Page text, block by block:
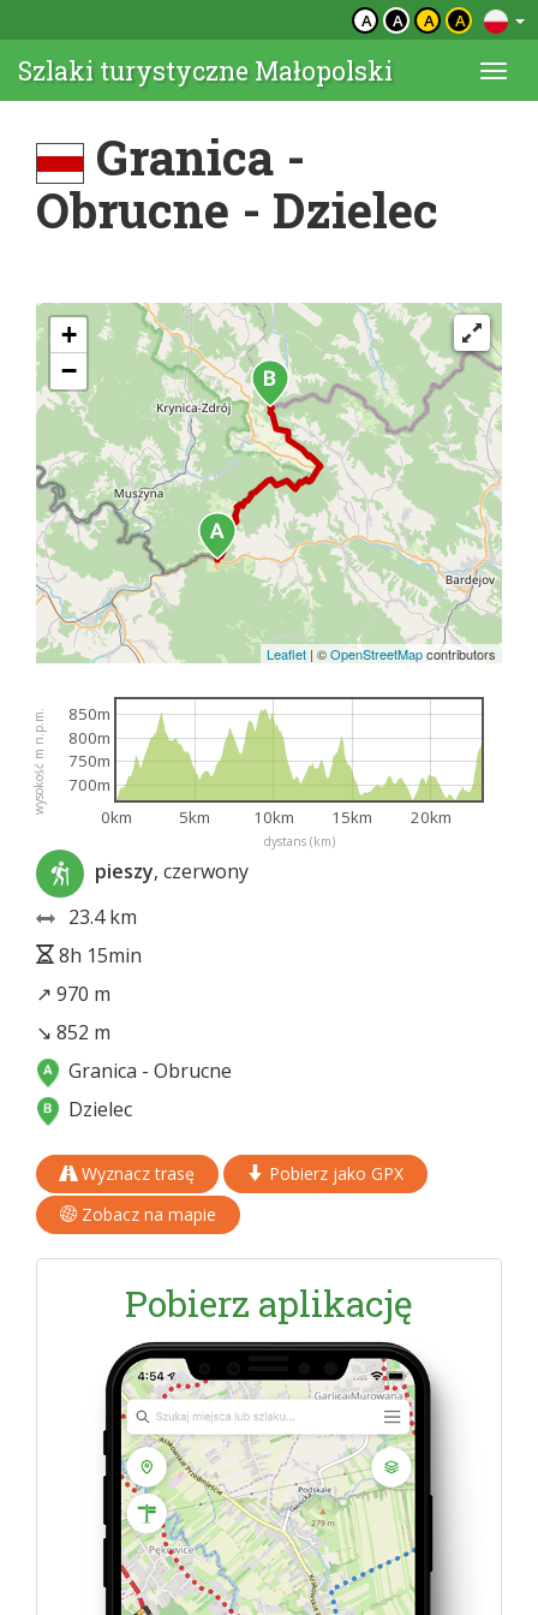
A A A A
Szlaki turystyczne Małopolski
Granica -
Obrucne - Dzielec
+
−
Leaflet | ©OpenStreetMapcontributors
dystans (km)
wysokość m n.p.m.
0km 5km 10km 15km 20km
700m
750m
800m
850m
pieszy, czerwony
23.4 km
8h 15min
↗ 970 m
↘ 852 m
Granica - Obrucne
Dzielec
Wyznacz trasę
Pobierz jako GPX
Zobacz na mapie
Pobierz aplikację